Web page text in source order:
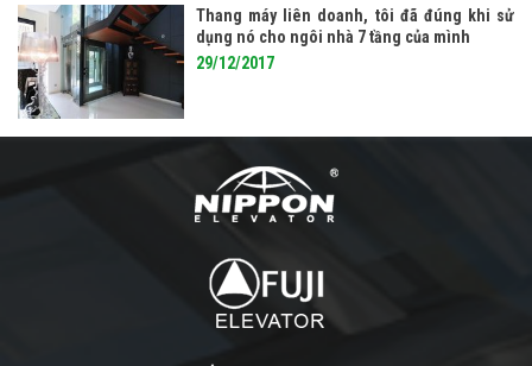
Thang máy liên doanh, tôi đã đúng khi sử
dụng nó cho ngôi nhà 7 tầng của mình
29/12/2017